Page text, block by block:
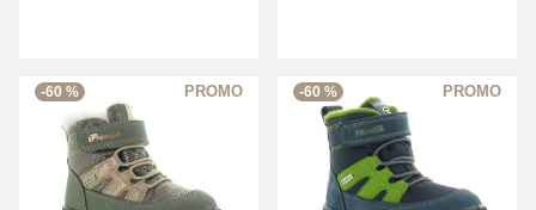
-60 % -60 %